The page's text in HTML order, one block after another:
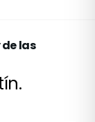
las